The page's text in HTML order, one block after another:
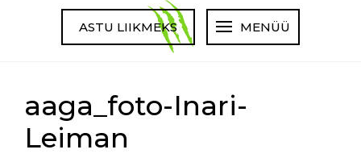
ASTU LIIKMEKS MENÜÜ
aaga_foto-Inari-
Leiman